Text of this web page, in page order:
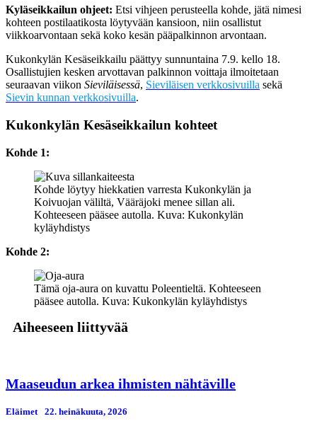
Kyläseikkailun ohjeet: Etsi vihjeen perusteella kohde, jätä nimesi
kohteen postilaatikosta löytyvään kansioon, niin osallistut
viikkoarvontaan sekä koko kesän pääpalkinnon arvontaan.
Kukonkylän Kesäseikkailu päättyy sunnuntaina 7.9. kello 18.
Osallistujien kesken arvottavan palkinnon voittaja ilmoitetaan
seuraavan viikon Sieviläisessä, Sieviläisen verkkosivuilla sekä
Sievin kunnan verkkosivuilla.
Kukonkylän Kesäseikkailun kohteet
Kohde 1:
Kohde löytyy hiekkatien varresta Kukonkylän ja
Koivuojan väliltä, Vääräjoki menee sillan ali.
Kohteeseen pääsee autolla. Kuva: Kukonkylän
kyläyhdistys
Kohde 2:
Tämä oja-aura on kuvattu Poleentieltä. Kohteeseen
pääsee autolla. Kuva: Kukonkylän kyläyhdistys
Aiheeseen liittyvää
Maaseudun arkea ihmisten nähtäville
Eläimet 22. heinäkuuta, 2026